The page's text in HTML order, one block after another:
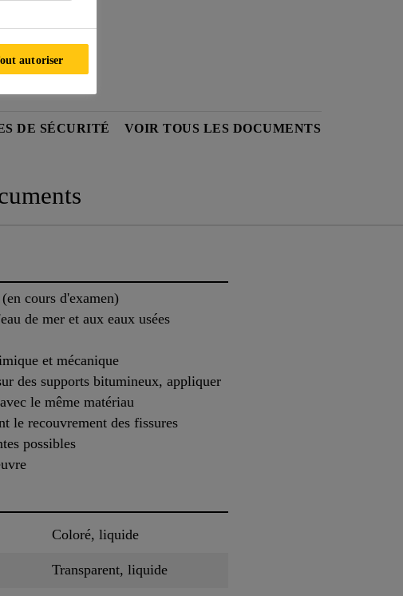
DE SÉCURITÉ VOIR TOUS LES DOCUMENTS
cours d'examen)
de mer et aux eaux usées
et mécanique
des supports bitumineux, appliquer
le même matériau
le recouvrement des fissures
possibles
Coloré, liquide
Transparent, liquide
autoriser